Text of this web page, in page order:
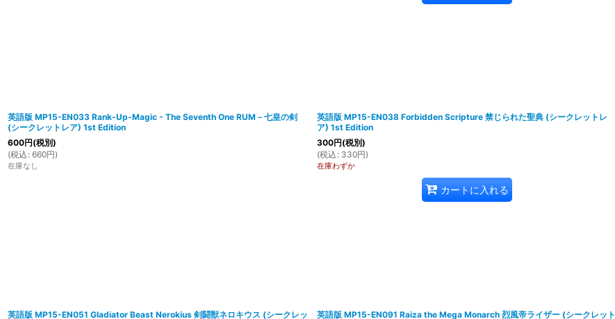
英語版 MP15-EN033 Rank-Up-Magic - The Seventh One RUM－七皇の剣
(シークレットレア) 1st Edition
600円(税別)
(税込 : 660円)
在庫なし
英語版 MP15-EN038 Forbidden Scripture 禁じられた聖典 (シークレットレ
ア) 1st Edition
300円(税別)
(税込 : 330円)
在庫わずか
カートに入れる
英語版 MP15-EN051 Gladiator Beast Nerokius 剣闘獣ネロキウス (シークレッ
英語版 MP15-EN091 Raiza the Mega Monarch 烈風帝ライザー (シークレット